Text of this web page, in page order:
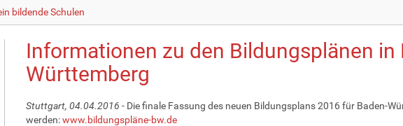
bildende Schulen
Informationen zu den Bildungsplänen in
Württemberg
Stuttgart, 04.04.2016 - Die finale Fassung des neuen Bildungsplans 2016 für Baden-
werden:www.bildungspläne-bw.de